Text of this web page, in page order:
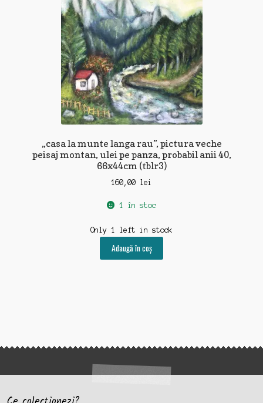
„casa la munte langa rau”, pictura veche
peisaj montan, ulei pe panza, probabil anii 40,
66x44cm (tblr3)
160,00 lei
1 în stoc
Only 1 left in stock
Adaugă în coș